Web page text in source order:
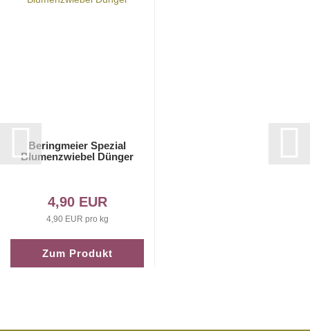
Beringmeier Spezial
Blumenzwiebel Dünger
4,90 EUR
4,90 EUR pro kg
Zum Produkt